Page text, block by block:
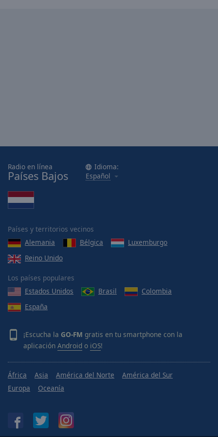
Font
Family
Close
Modal
Dialog
End
dialog
window.
Radio en línea
Países Bajos
Idioma:
Español
Países y territorios vecinos
Alemania
Bélgica
Luxemburgo
Reino Unido
Los países populares
Estados Unidos
Brasil
Colombia
España
¡Escucha la GO-FM gratis en tu smartphone con la
aplicación Android o iOS!
África Asia América del Norte
América del Sur
Europa
Oceanía